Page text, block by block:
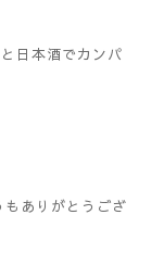
日本酒でカンパ
ありがとうござ